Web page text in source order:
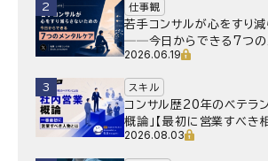
2 仕事観
若手コンサルが心をすり
──今日からできる7つの
2026.06.19
3 スキル
コンサル歴20年のベテラ
概論」【最初に営業すべき
で】
2026.08.03